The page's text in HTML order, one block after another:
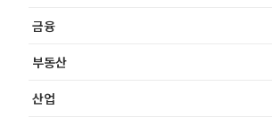
금융
부동산
산업